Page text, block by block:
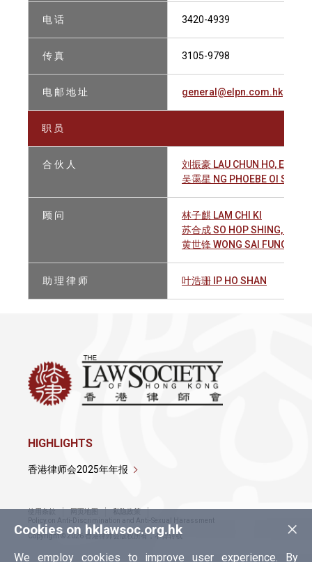
电 话 3420-4939
传 真 3105-9798
电 邮 地 址 general@elpn.com.hk
职 员
合 伙 人
刘振豪 LAU CHUN HO,
吴霭星 NG PHOEBE OI SING
顾 问
林子麒 LAM CHI KI
苏合成 SO HOP SHING,
黄世锋 WONG SAI FUNG
助 理 律 师 叶浩珊 IP HO SHAN
×
Cookies on hklawsoc.org.hk
We employ cookies to improve user experience. By
HIGHLIGHTS
香港律师会2025年年报
使用条款 网页地图
私隐政策
Policy on Anti-Discrimination and Anti-Sexual Harassment
Copyright © 2026 香港律师会版权所有，不得转载